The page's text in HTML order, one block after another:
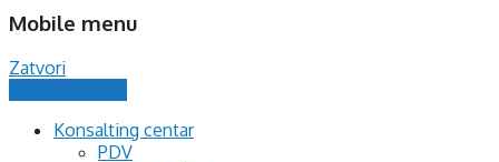
Mobile menu
Zatvori
Konsalting centar
PDV